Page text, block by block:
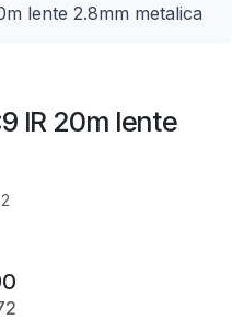
lente 2.8mm metalica
IR 20m lente